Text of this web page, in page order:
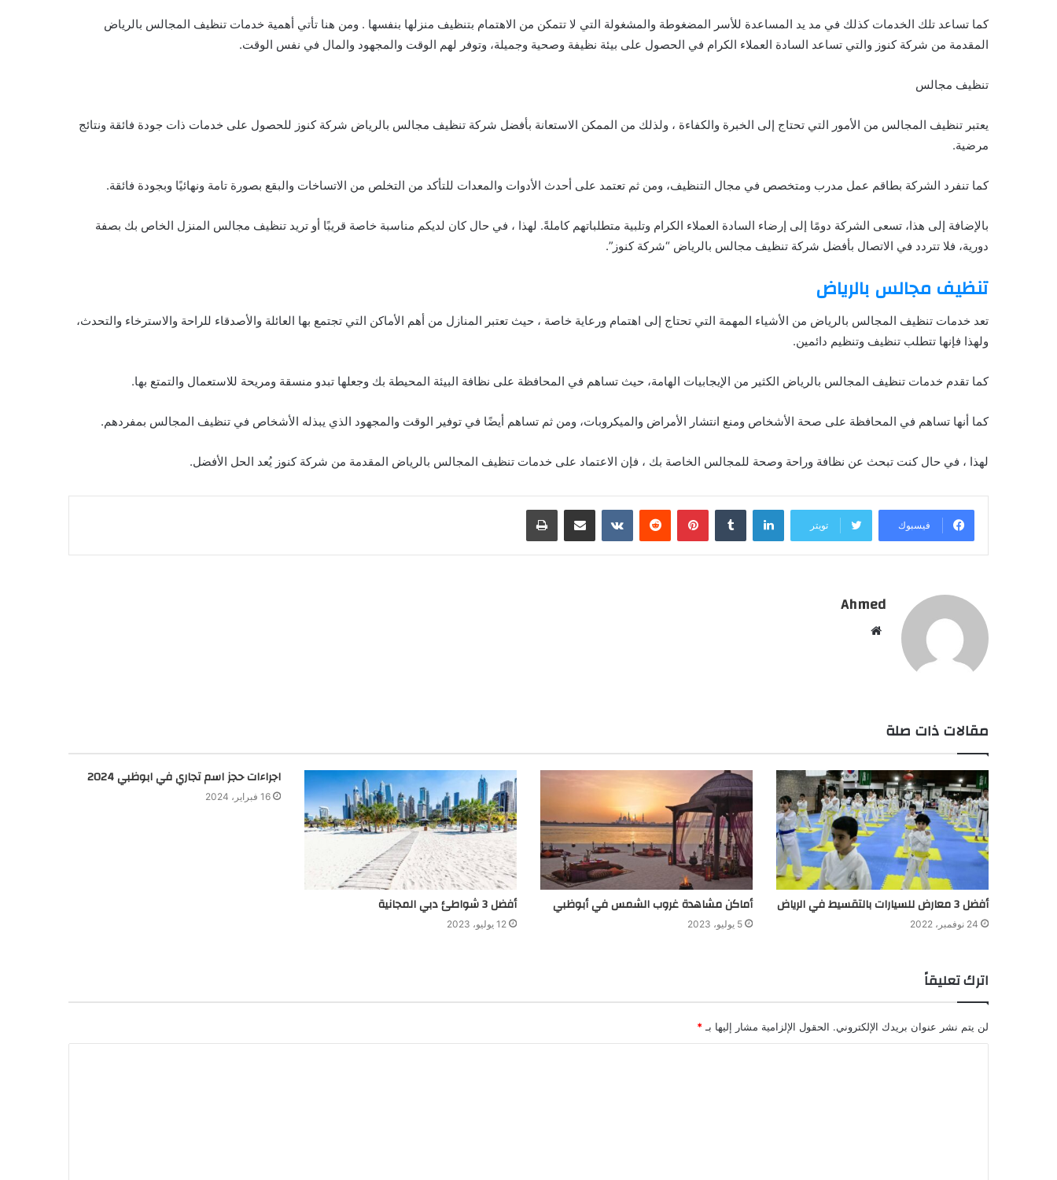
كما تساعد تلك الخدمات كذلك في مد يد المساعدة للأسر المضغوطة والمشغولة التي لا تتمكن من الاهتمام بتنظيف منزلها بنفسها . ومن هنا تأتي أهمية خدمات تنظيف المجالس بالرياض
المقدمة من شركة كنوز والتي تساعد السادة العملاء الكرام في الحصول على بيئة نظيفة وصحية وجميلة، وتوفر لهم الوقت والمجهود والمال في نفس الوقت.
تنظيف مجالس
يعتبر تنظيف المجالس من الأمور التي تحتاج إلى الخبرة والكفاءة ، ولذلك من الممكن الاستعانة بأفضل شركة تنظيف مجالس بالرياض شركة كنوز للحصول على خدمات ذات جودة فائقة ونتائج
مرضية.
كما تنفرد الشركة بطاقم عمل مدرب ومتخصص في مجال التنظيف، ومن ثم تعتمد على أحدث الأدوات والمعدات للتأكد من التخلص من الاتساخات والبقع بصورة تامة ونهائيًا وبجودة فائقة.
بالإضافة إلى هذا، تسعى الشركة دومًا إلى إرضاء السادة العملاء الكرام وتلبية متطلباتهم كاملةً. لهذا ، في حال كان لديكم مناسبة خاصة قريبًا أو تريد تنظيف مجالس المنزل الخاص بك بصفة
دورية، فلا تتردد في الاتصال بأفضل شركة تنظيف مجالس بالرياض “شركة كنوز”.
تنظيف مجالس بالرياض
تعد خدمات تنظيف المجالس بالرياض من الأشياء المهمة التي تحتاج إلى اهتمام ورعاية خاصة ، حيث تعتبر المنازل من أهم الأماكن التي تجتمع بها العائلة والأصدقاء للراحة والاسترخاء والتحدث،
ولهذا فإنها تتطلب تنظيف وتنظيم دائمين.
كما تقدم خدمات تنظيف المجالس بالرياض الكثير من الإيجابيات الهامة، حيث تساهم في المحافظة على نظافة البيئة المحيطة بك وجعلها تبدو منسقة ومريحة للاستعمال والتمتع بها.
كما أنها تساهم في المحافظة على صحة الأشخاص ومنع انتشار الأمراض والميكروبات، ومن ثم تساهم أيضًا في توفير الوقت والمجهود الذي يبذله الأشخاص في تنظيف المجالس بمفردهم.
لهذا ، في حال كنت تبحث عن نظافة وراحة وصحة للمجالس الخاصة بك ، فإن الاعتماد على خدمات تنظيف المجالس بالرياض المقدمة من شركة كنوز يُعد الحل الأفضل.
فيسبوك تويتر
لينكدإن بينتيريست مشاركة عبر البريد طباعة
Ahmed
مقالات ذات صلة
أفضل 3 معارض للسيارات بالتقسيط في الرياض
24 نوفمبر، 2022
أماكن مشاهدة غروب الشمس في أبوظبي
5 يوليو، 2023
أفضل 3 شواطئ دبي المجانية
12 يوليو، 2023
اجراءات حجز اسم تجاري في ابوظبي 2024
16 فبراير، 2024
اترك تعليقاً
لن يتم نشر عنوان بريدك الإلكتروني. الحقول الإلزامية مشار إليها بـ *